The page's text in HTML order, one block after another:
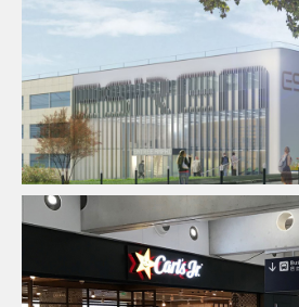
BIM / CIM / TIM Enseignement
D'opération / MOEX
BIM / CIM / TIM Fluides Immobilier